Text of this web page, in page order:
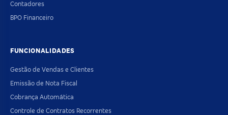
Contadores
BPO Financeiro
FUNCIONALIDADES
Gestão de Vendas e Clientes
Emissão de Nota Fiscal
Cobrança Automática
Controle de Contratos Recorrentes